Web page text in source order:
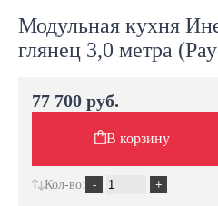
Модульная кухня
глянец 3,0 метра
77 700 руб.
В корзину
Кол-во: